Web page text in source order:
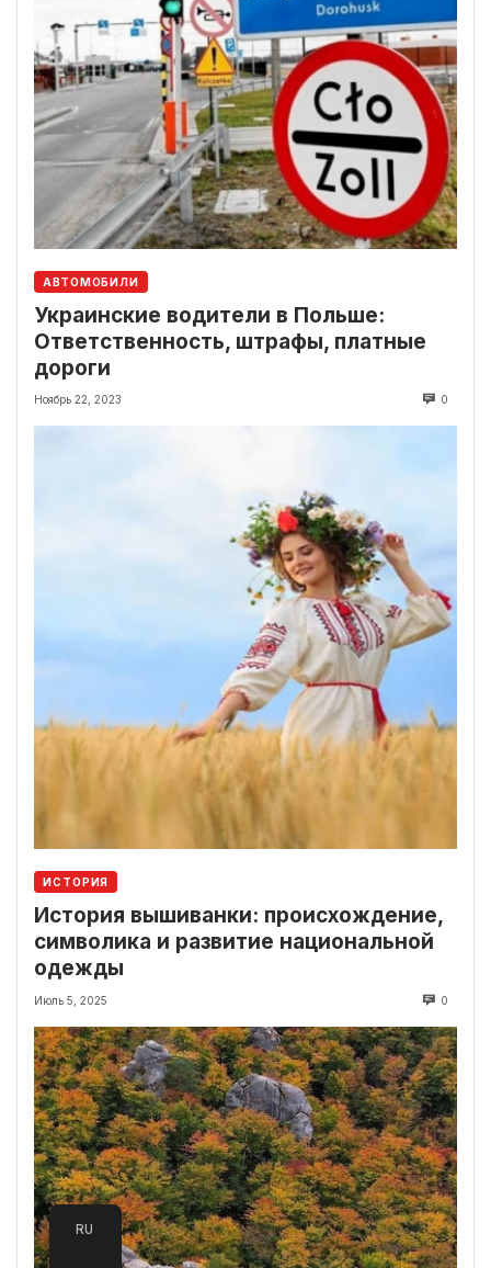
АВТОМОБИЛИ
Украинские водители в Польше:
Ответственность, штрафы, платные
дороги
Ноябрь 22, 2023 0
ИСТОРИЯ
История вышиванки: происхождение,
символика и развитие национальной
одежды
Июль 5, 2025 0
RU